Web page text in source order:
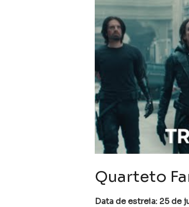
Quarteto
Data de estreia: 25 de